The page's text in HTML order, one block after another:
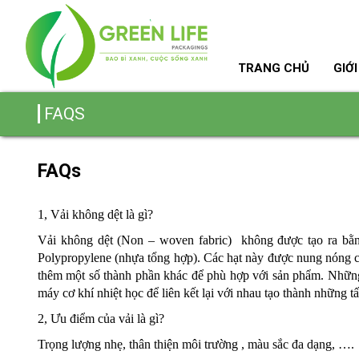
TRANG CHỦ
FAQS
FAQs
1, Vải không dệt là gì?
Vải không dệt (Non – woven fabric) không được tạo ra
Polypropylene (nhựa tổng hợp). Các hạt này được nung
thêm một số thành phần khác để phù hợp với sản phẩm.
máy cơ khí nhiệt học để liên kết lại với nhau tạo thành những
2, Ưu điểm của vải là gì?
Trọng lượng nhẹ, thân thiện môi trường , màu sắc đa dạng, ….